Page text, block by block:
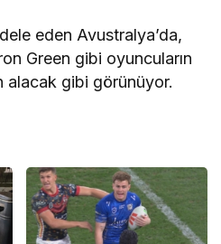
eden Avustralya’da,
Green gibi oyuncuların
alacak gibi görünüyor.